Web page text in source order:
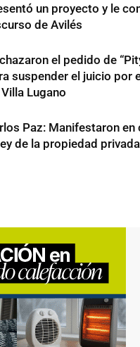
un proyecto y le
de Avilés
el pedido de
suspender el juicio por
Lugano
Paz: Manifestaron en
de la propiedad privada